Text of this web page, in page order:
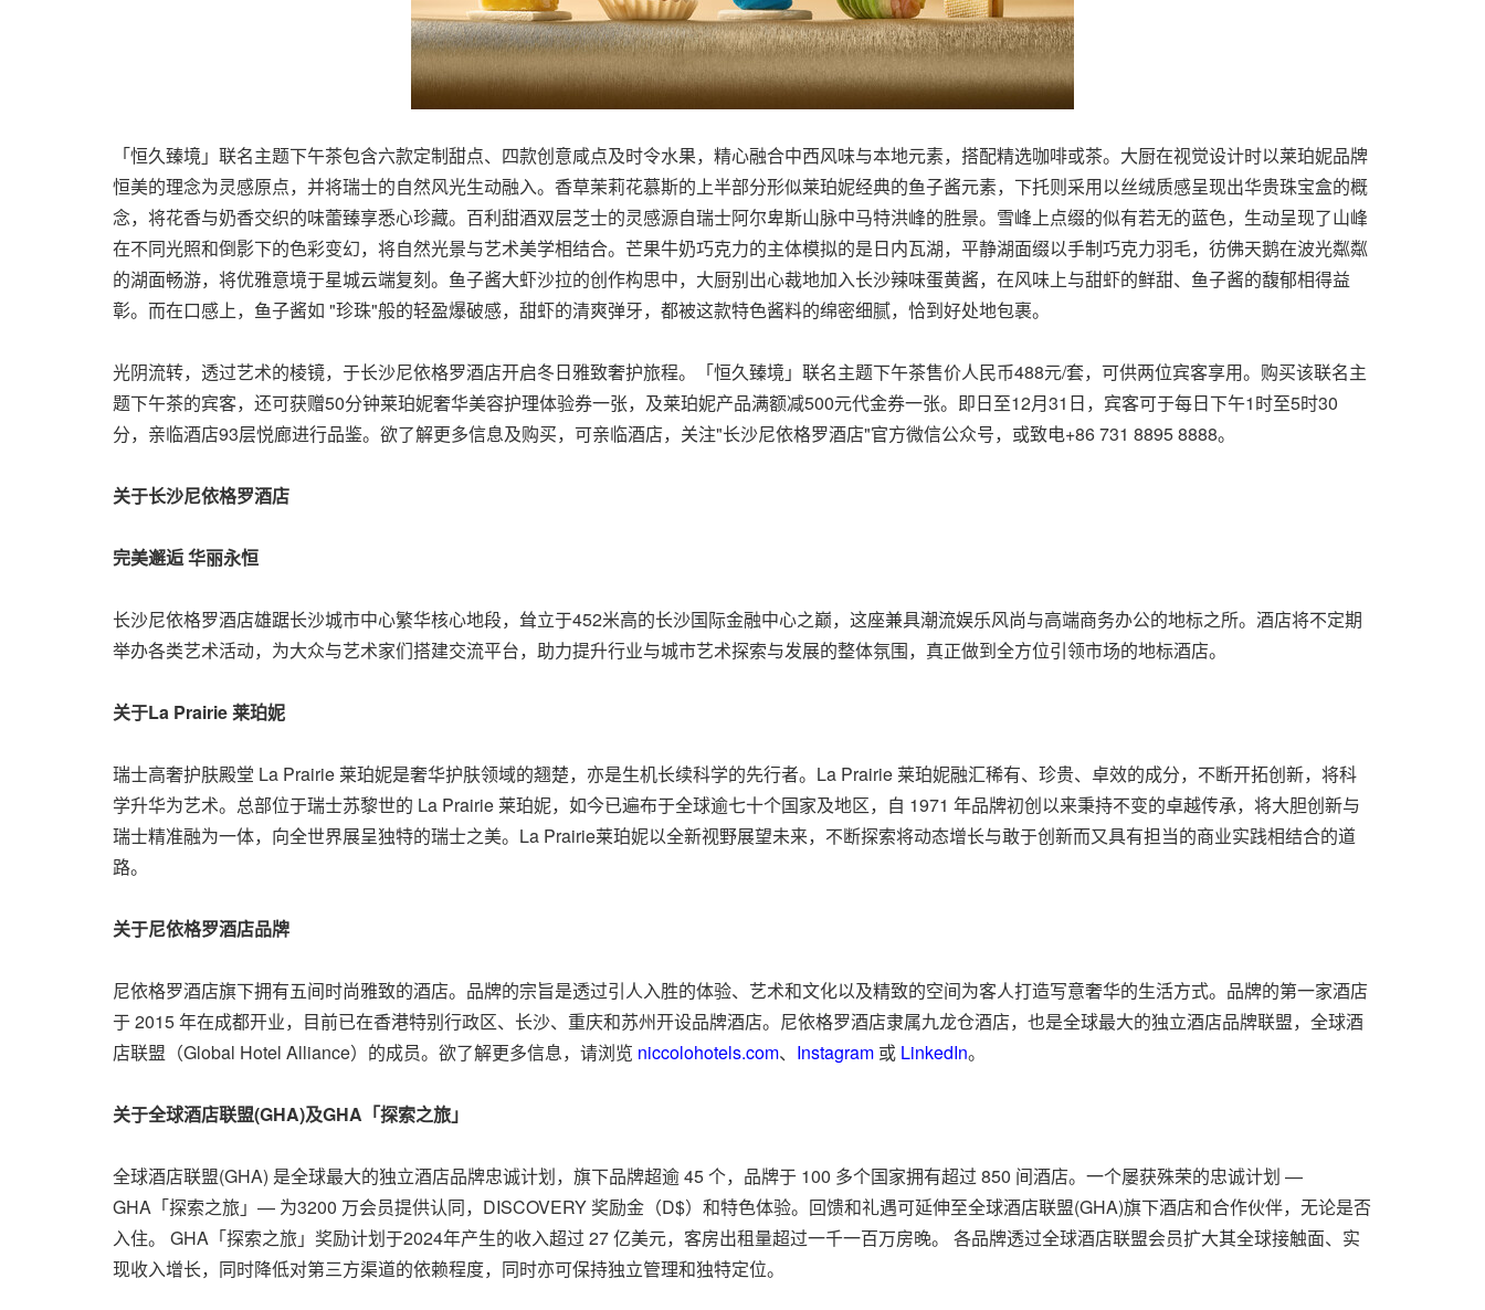
「恒久臻境」联名主题下午茶包含六款定制甜点、四款创意咸点及时令水果，精心融合中西风味与本地元素，搭配精选咖啡或茶。大厨在视觉设计时以莱珀妮品牌
恒美的理念为灵感原点，并将瑞士的自然风光生动融入。香草茉莉花慕斯的上半部分形似莱珀妮经典的鱼子酱元素，下托则采用以丝绒质感呈现出华贵珠宝盒的概
念，将花香与奶香交织的味蕾臻享悉心珍藏。百利甜酒双层芝士的灵感源自瑞士阿尔卑斯山脉中马特洪峰的胜景。雪峰上点缀的似有若无的蓝色，生动呈现了山峰
在不同光照和倒影下的色彩变幻，将自然光景与艺术美学相结合。芒果牛奶巧克力的主体模拟的是日内瓦湖，平静湖面缀以手制巧克力羽毛，彷佛天鹅在波光粼粼
的湖面畅游，将优雅意境于星城云端复刻。鱼子酱大虾沙拉的创作构思中，大厨别出心裁地加入长沙辣味蛋黄酱，在风味上与甜虾的鲜甜、鱼子酱的馥郁相得益
彰。而在口感上，鱼子酱如 "珍珠"般的轻盈爆破感，甜虾的清爽弹牙，都被这款特色酱料的绵密细腻，恰到好处地包裹。
光阴流转，透过艺术的棱镜，于长沙尼依格罗酒店开启冬日雅致奢护旅程。「恒久臻境」联名主题下午茶售价人民币488元/套，可供两位宾客享用。购买该联名主
题下午茶的宾客，还可获赠50分钟莱珀妮奢华美容护理体验券一张，及莱珀妮产品满额减500元代金券一张。即日至12月31日，宾客可于每日下午1时至5时30
分，亲临酒店93层悦廊进行品鉴。欲了解更多信息及购买，可亲临酒店，关注"长沙尼依格罗酒店"官方微信公众号，或致电+86 731 8895 8888。
关于长沙尼依格罗酒店
完美邂逅华丽永恒
长沙尼依格罗酒店雄踞长沙城市中心繁华核心地段，耸立于452米高的长沙国际金融中心之巅，这座兼具潮流娱乐风尚与高端商务办公的地标之所。酒店将不定期
举办各类艺术活动，为大众与艺术家们搭建交流平台，助力提升行业与城市艺术探索与发展的整体氛围，真正做到全方位引领市场的地标酒店。
关于La Prairie莱珀妮
瑞士高奢护肤殿堂 La Prairie 莱珀妮是奢华护肤领域的翘楚，亦是生机长续科学的先行者。La Prairie 莱珀妮融汇稀有、珍贵、卓效的成分，不断开拓创新，将科
学升华为艺术。总部位于瑞士苏黎世的 La Prairie 莱珀妮，如今已遍布于全球逾七十个国家及地区，自 1971 年品牌初创以来秉持不变的卓越传承，将大胆创新与
瑞士精准融为一体，向全世界展呈独特的瑞士之美。La Prairie莱珀妮以全新视野展望未来，不断探索将动态增长与敢于创新而又具有担当的商业实践相结合的道
路。
关于尼依格罗酒店品牌
尼依格罗酒店旗下拥有五间时尚雅致的酒店。品牌的宗旨是透过引人入胜的体验、艺术和文化以及精致的空间为客人打造写意奢华的生活方式。品牌的第一家酒店
于 2015 年在成都开业，目前已在香港特别行政区、长沙、重庆和苏州开设品牌酒店。尼依格罗酒店隶属九龙仓酒店，也是全球最大的独立酒店品牌联盟，全球酒
店联盟（Global Hotel Alliance）的成员。欲了解更多信息，请浏览 niccolohotels.com、 Instagram 或 LinkedIn。
关于全球酒店联盟(GHA)及GHA 「探索之旅」
全球酒店联盟(GHA) 是全球最大的独立酒店品牌忠诚计划，旗下品牌超逾 45 个，品牌于 100 多个国家拥有超过 850 间酒店。一个屡获殊荣的忠诚计划 —
GHA「探索之旅」— 为3200 万会员提供认同，DISCOVERY 奖励金（D$）和特色体验。回馈和礼遇可延伸至全球酒店联盟(GHA)旗下酒店和合作伙伴，无论是否
入住。 GHA「探索之旅」奖励计划于2024年产生的收入超过 27 亿美元，客房出租量超过一千一百万房晚。 各品牌透过全球酒店联盟会员扩大其全球接触面、实
现收入增长，同时降低对第三方渠道的依赖程度，同时亦可保持独立管理和独特定位。